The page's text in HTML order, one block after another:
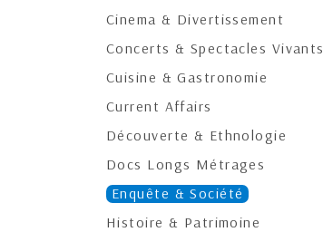
Cinema & Divertissement
Concerts & Spectacles Vivants
Cuisine & Gastronomie
Current Affairs
Découverte & Ethnologie
Docs Longs Métrages
Enquête & Société
Histoire & Patrimoine